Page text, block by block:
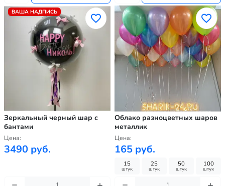
ВАША НАДПИСЬ
Зеркальный черный шар с
бантами
Цена:
3490 руб.
Облако разноцветных шаров
металлик
Цена:
165 руб.
15
штук
25
штук
50
штук
100
штук